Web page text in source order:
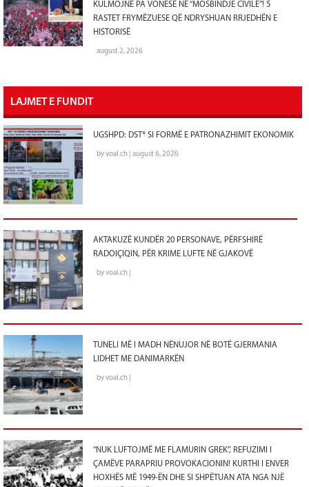
KULMOJNË PA VONESË NË “MOSBINDJE CIVILE”! 5
RASTET FRYMËZUESE QË NDRYSHUAN RRJEDHËN E
HISTORISË
august 2, 2026
LAJMET E FUNDIT
UGSHPD: DST* SI FORMË E PATRONAZHIMIT EKONOMIK
by voal.ch | august 6, 2026
AKTAKUZË KUNDËR 20 PERSONAVE, PËRFSHIRË
RADOIÇIQIN, PËR KRIME LUFTE NË GJAKOVË
by voal.ch |
TUNELI MË I MADH NËNUJOR NË BOTË GJERMANIA
LIDHET ME DANIMARKËN
by voal.ch |
“NUK LUFTOJMË ME FLAMURIN GREK”, REFUZIMI I
ÇAMËVE PARAPRIU PROVOKACIONIN! KURTHI I ENVER
HOXHËS MË 1949-ËN DHE SI SHPËTUAN ATA NGA NJË